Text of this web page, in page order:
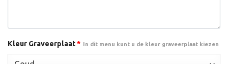
Kleur Graveerplaat* In dit menu kunt u de kleur graveerplaat kiezen